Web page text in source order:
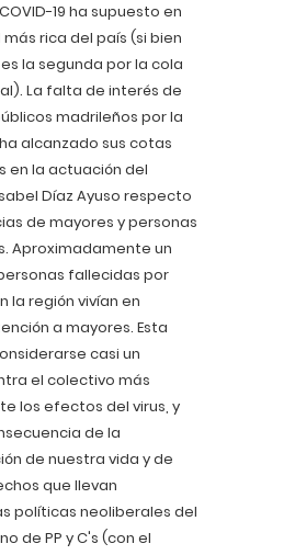
19 ha supuesto en
rica del país (si bien
la segunda por la cola
La falta de interés de
madrileños por la
alcanzado sus cotas
en la actuación del
Díaz Ayuso respecto
de mayores y personas
Aproximadamente un
fallecidas por
la región vivían en
a mayores. Esta
casi un
el colectivo más
los efectos del virus, y
de la
de nuestra vida y de
que llevan
políticas neoliberales del
de PP y C's (con el